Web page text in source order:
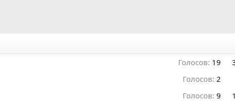
Голосов: 19
Голосов: 2
Голосов: 9